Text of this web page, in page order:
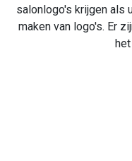
salonlogo's krijgen als
maken van logo's. Er